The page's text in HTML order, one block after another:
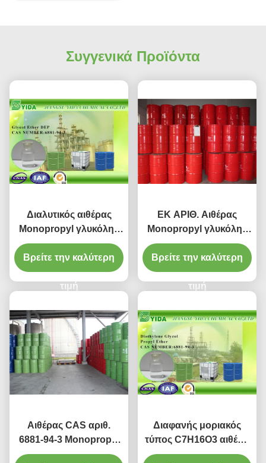
Συγγενικά Προϊόντα
Διαλυτικός αιθέρας
Monopropyl γλυκόλης
αιθυλενίου ρευστού
φρένων με το
πιστοποιητικό ISO9001
Βρείτε την καλύτερη
τιμή
ΕΚ ΑΡΙΘ. Αιθέρας
Monopropyl γλυκόλης
αιθυλενίου 229-985-7,
διαλυτικό 2-
Propoxyethanol
Βρείτε την καλύτερη
τιμή
Αιθέρας CAS αριθ.
6881-94-3 Monopropyl
γλυκόλης διεθυλενίου
Διαφανής μοριακός
τύπος C7H16O3 αιθέρα
Monopropyl γλυκόλης